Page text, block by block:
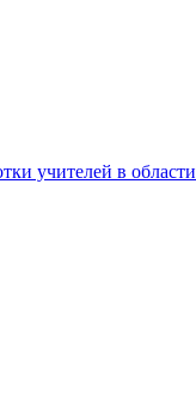
учителей в